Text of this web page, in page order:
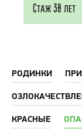
Стаж 30 лет
РОДИНКИ
КРАСНЫЕ